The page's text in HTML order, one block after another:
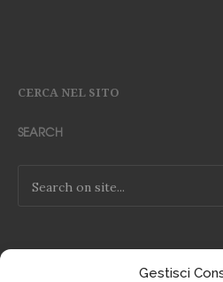
Gestisci
CERCA NEL SITO
SEARCH